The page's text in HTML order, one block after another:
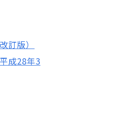
版）
成28年3